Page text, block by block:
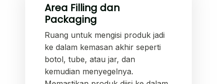
Area Filling dan
Packaging
Ruang untuk mengisi produk jadi
ke dalam kemasan akhir seperti
botol, tube, atau jar, dan
kemudian menyegelnya.